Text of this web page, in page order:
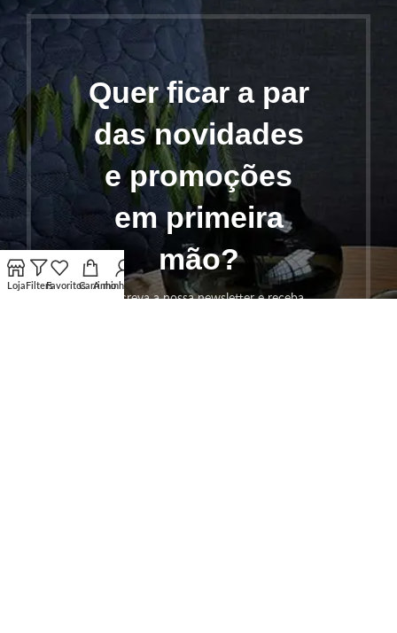
Quer ficar a par
das novidades
e promoções
em primeira
mão?
Subscreva a nossa newsletter e receba
Loja FiltersFavoritosCarrinho
A minha conta